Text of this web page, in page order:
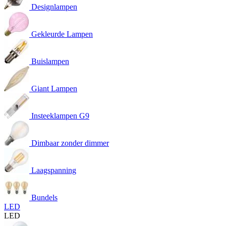
Designlampen
Gekleurde Lampen
Buislampen
Giant Lampen
Insteeklampen G9
Dimbaar zonder dimmer
Laagspanning
Bundels
LED
LED